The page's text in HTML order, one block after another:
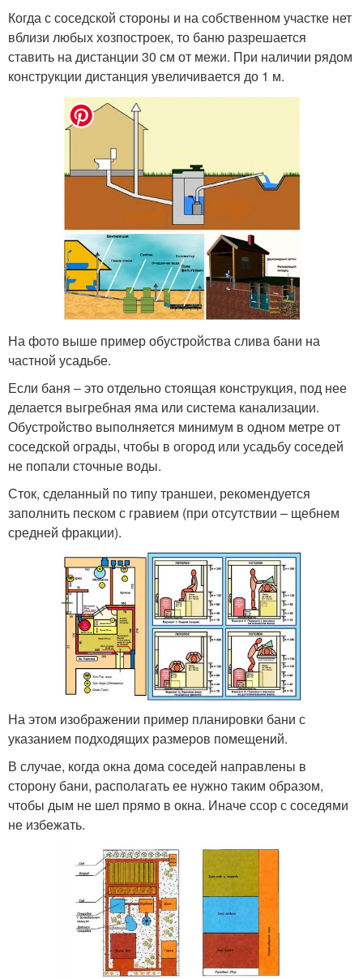
Когда с соседской стороны и на собственном участке нет
вблизи любых хозпостроек, то баню разрешается
ставить на дистанции 30 см от межи. При наличии рядом
конструкции дистанция увеличивается до 1 м.
На фото выше пример обустройства слива бани на
частной усадьбе.
Если баня ‒ это отдельно стоящая конструкция, под нее
делается выгребная яма или система канализации.
Обустройство выполняется минимум в одном метре от
соседской ограды, чтобы в огород или усадьбу соседей
не попали сточные воды.
Сток, сделанный по типу траншеи, рекомендуется
заполнить песком с гравием (при отсутствии – щебнем
средней фракции).
На этом изображении пример планировки бани с
указанием подходящих размеров помещений.
В случае, когда окна дома соседей направлены в
сторону бани, располагать ее нужно таким образом,
чтобы дым не шел прямо в окна. Иначе ссор с соседями
не избежать.